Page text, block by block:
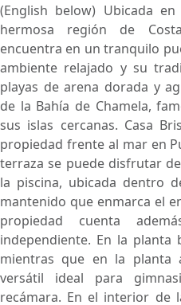
(English below) Ubicada
hermosa región de
encuentra en un tranquilo
ambiente relajado y su
playas de arena dorada y
de la Bahía de Chamela,
sus islas cercanas. Casa
propiedad frente al mar en
terraza se puede disfrutar
la piscina, ubicada dentro
mantenido que enmarca el
propiedad cuenta
independiente. En la planta
mientras que en la planta
versátil ideal para
recámara. En el interior de